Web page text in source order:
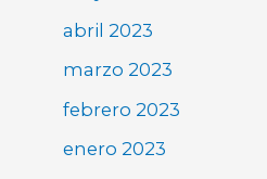
abril 2023
marzo 2023
febrero 2023
enero 2023